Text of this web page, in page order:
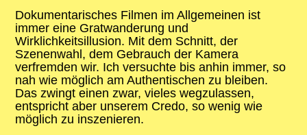
Dokumentarisches Filmen im Allgemeinen ist
immer eine Gratwanderung und
Wirklichkeitsillusion. Mit dem Schnitt, der
Szenenwahl, dem Gebrauch der Kamera
verfremden wir. Ich versuchte bis anhin immer, so
nah wie möglich am Authentischen zu bleiben.
Das zwingt einen zwar, vieles wegzulassen,
entspricht aber unserem Credo, so wenig wie
möglich zu inszenieren.